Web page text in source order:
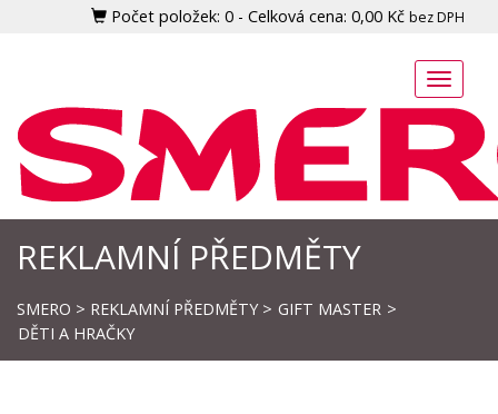
Počet položek: 0 - Celková cena: 0,00 Kč bez DPH
Toggle
REKLAMNÍ PŘEDMĚTY
SMERO > REKLAMNÍ PŘEDMĚTY> GIFT MASTER >
DĚTI A HRAČKY